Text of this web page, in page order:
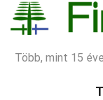
Több, mint 15